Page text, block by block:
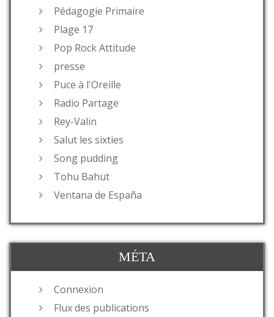
Pédagogie Primaire
Plage 17
Pop Rock Attitude
presse
Puce à l'Oreille
Radio Partage
Rey-Valin
Salut les sixties
Song pudding
Tohu Bahut
Ventana de España
MÉTA
Connexion
Flux des publications